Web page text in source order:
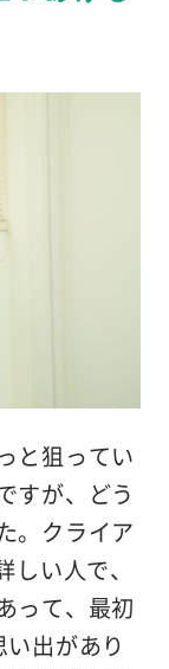
と狙ってい
すが、どう
。クライア
い人で、
って、最初
出があり